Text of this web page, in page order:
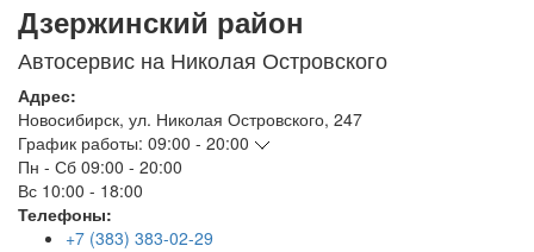
Дзержинский район
Автосервис на Николая Островского
Адрес:
Новосибирск, ул. Николая Островского, 247
График работы: 09:00 - 20:00
Пн - Сб 09:00 - 20:00
Вс 10:00 - 18:00
Телефоны:
+7 (383) 383-02-29